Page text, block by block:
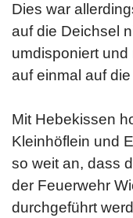
Dies war
auf die Deichsel
umdisponiert
auf einmal auf
Mit Hebekissen
Kleinhöflein und
so weit an, dass
der Feuerwehr
durchgeführt